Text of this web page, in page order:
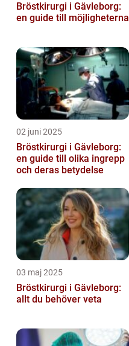
Bröstkirurgi i Gävleborg:
en guide till möjligheterna
02 juni 2025
Bröstkirurgi i Gävleborg:
en guide till olika ingrepp
och deras betydelse
03 maj 2025
Bröstkirurgi i Gävleborg:
allt du behöver veta